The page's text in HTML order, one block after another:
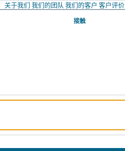
关于我们 我们的团队 我们的客户 客户评价
接触